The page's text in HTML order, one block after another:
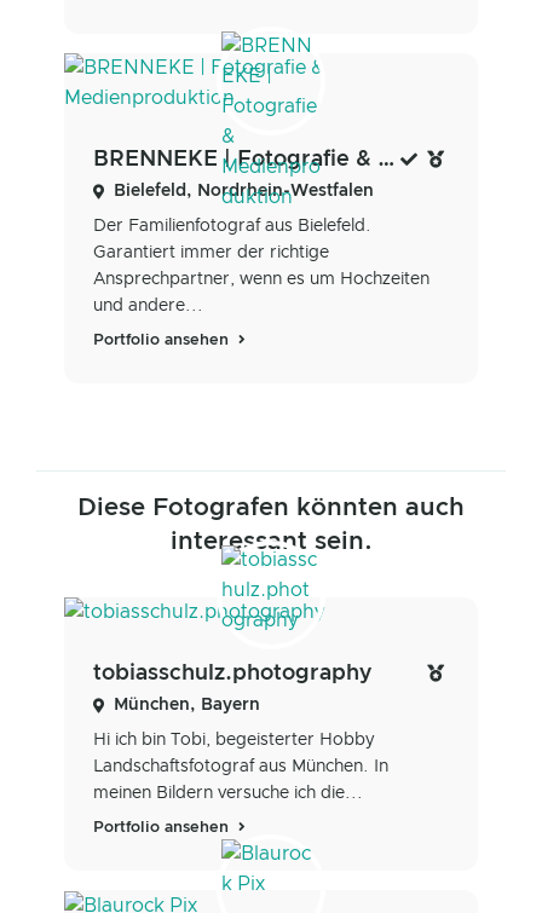
BRENNEKE | Fotografie & Medienproduktion
Bielefeld, Nordrhein-Westfalen
Der Familienfotograf aus Bielefeld.
Garantiert immer der richtige
Ansprechpartner, wenn es um Hochzeiten
und andere...
Portfolio ansehen
Diese Fotografen könnten auch
interessant sein.
tobiasschulz.photography
München, Bayern
Hi ich bin Tobi, begeisterter Hobby
Landschaftsfotograf aus München. In
meinen Bildern versuche ich die...
Portfolio ansehen